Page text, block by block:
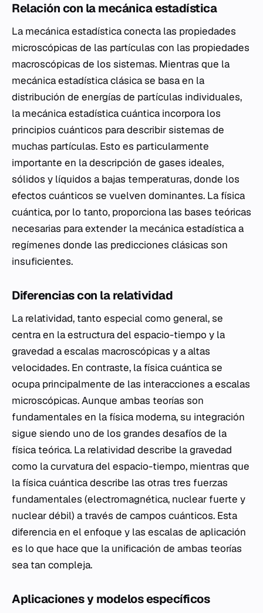
Relación con la mecánica estadística
La mecánica estadística conecta las propiedades
microscópicas de las partículas con las propiedades
macroscópicas de los sistemas. Mientras que la
mecánica estadística clásica se basa en la
distribución de energías de partículas individuales,
la mecánica estadística cuántica incorpora los
principios cuánticos para describir sistemas de
muchas partículas. Esto es particularmente
importante en la descripción de gases ideales,
sólidos y líquidos a bajas temperaturas, donde los
efectos cuánticos se vuelven dominantes. La física
cuántica, por lo tanto, proporciona las bases teóricas
necesarias para extender la mecánica estadística a
regímenes donde las predicciones clásicas son
insuficientes.
Diferencias con la relatividad
La relatividad, tanto especial como general, se
centra en la estructura del espacio-tiempo y la
gravedad a escalas macroscópicas y a altas
velocidades. En contraste, la física cuántica se
ocupa principalmente de las interacciones a escalas
microscópicas. Aunque ambas teorías son
fundamentales en la física moderna, su integración
sigue siendo uno de los grandes desafíos de la
física teórica. La relatividad describe la gravedad
como la curvatura del espacio-tiempo, mientras que
la física cuántica describe las otras tres fuerzas
fundamentales (electromagnética, nuclear fuerte y
nuclear débil) a través de campos cuánticos. Esta
diferencia en el enfoque y las escalas de aplicación
es lo que hace que la unificación de ambas teorías
sea tan compleja.
Aplicaciones y modelos específicos